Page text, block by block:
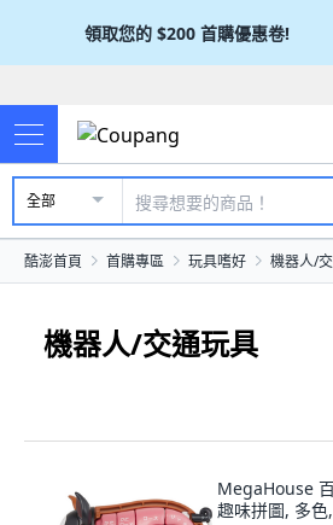
領取您的 $200 首購優惠卷!
全部
酷澎首頁 首購專區 玩具嗜好 機器人/
機器人/交通玩具
MegaHouse
趣味拼圖, 多色